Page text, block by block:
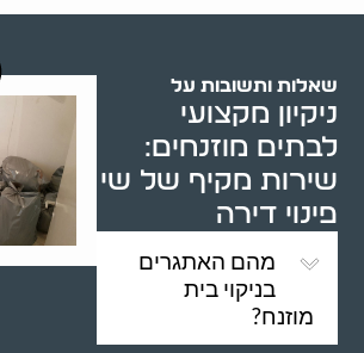
שאלות ותשובות על
ניקיון מקצועי
לבתים מוזנחים:
שירות מקיף של שי
פינוי דירה
מהם האתגרים
בניקוי בית
מוזנח?